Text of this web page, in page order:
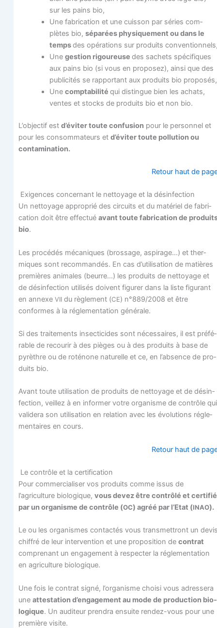
sur les pains bio,
Une fabri­ca­tion et une cuis­son par séries com­
plètes bio, sépa­rées phy­si­que­ment ou dans le
tempsdes opé­ra­tions sur pro­duits
Une ges­tion rigou­reuse des sachets spé­ci­fiques
aux pains bio (si vous en pro­po­sez), ain­si que des
publi­ci­tés se rap­por­tant aux pro­duits bio proposés,
Une comp­ta­bi­li­té qui dis­tingue bien les achats,
ventes et stocks de pro­duits bio et non bio.
L’objectif est d’éviter toute confu­sionpour le per­son­nel et
pour les consom­ma­teurs et d’éviter toute pol­lu­tion ou
contamination.
Retour haut de
Exi­gences concer­nant le net­toyage et la désinfection
Un net­toyage appro­prié des cir­cuits et du maté­riel de fabri­
ca­tion doit être effec­tué avant toute fabri­ca­tion de
bio.
Les pro­cé­dés méca­niques (bros­sage, aspi­rage…) et ther­
miques sont recom­man­dés. En cas d’utilisation de matières
pre­mières ani­males (beurre…) les pro­duits de net­toyage et
de dés­in­fec­tion uti­li­sés doivent figu­rer dans la liste figu­rant
en annexe VIIdu règle­ment (CE) n°889/2008 et être
conformes à la régle­men­ta­tion générale.
Si des trai­te­ments insec­ti­cides sont néces­saires, il est pré­fé­
rable de recou­rir à des pièges ou à des pro­duits à base de
pyrèthre ou de roté­none natu­relle et ce, en l’absence de pro­
duits bio.
Avant toute uti­li­sa­tion de pro­duits de net­toyage et de dés­in­
fec­tion, veillez à en infor­mer votre orga­nisme de contrôle qui
vali­de­ra son uti­li­sa­tion en rela­tion avec les évo­lu­tions régle­
men­taires en cours.
Retour haut de
Le contrôle et la certification
Pour com­mer­cia­li­ser vos pro­duits comme issus de
l’agriculture bio­lo­gique, vous devez être contrô­lé et cer­ti­fié
par un orga­nisme de contrôle (OC) agréé par l’Etat (INAO).
Le ou les orga­nismes contac­tés vous trans­met­tront un
chif­fré de leur inter­ven­tion et une pro­po­si­tion de contrat
com­pre­nant un enga­ge­ment à res­pec­ter la régle­men­ta­tion
en agri­cul­ture biologique.
Une fois le contrat signé, l’organisme choi­si vous adres­se­ra
une attes­ta­tion d’engagement au mode de pro­duc­tion bio­
lo­gique. Un audi­teur pren­dra ensuite ren­dez-vous pour une
pre­mière visite.